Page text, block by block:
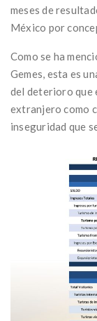
meses de
México por
Como se ha
Gemes, esta es
del deterioro que
extranjero como
inseguridad que